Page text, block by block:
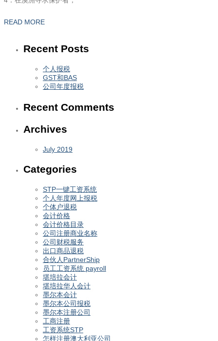
READ MORE
Recent Posts
个人报税
GST和BAS
公司年度报税
Recent Comments
Archives
July 2019
Categories
STP一键工资系统
个人年度网上报税
个体户退税
会计价格
会计价格目录
公司注册商业名称
公司财税服务
出口商品退税
合伙人PartnerShip
员工工资系统 payroll
堪培拉会计
堪培拉华人会计
墨尔本会计
墨尔本公司报税
墨尔本注册公司
工商注册
工资系统STP
怎样注册澳大利亚公司